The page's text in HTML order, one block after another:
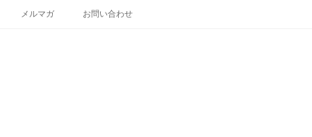
メルマガ お問い合わせ